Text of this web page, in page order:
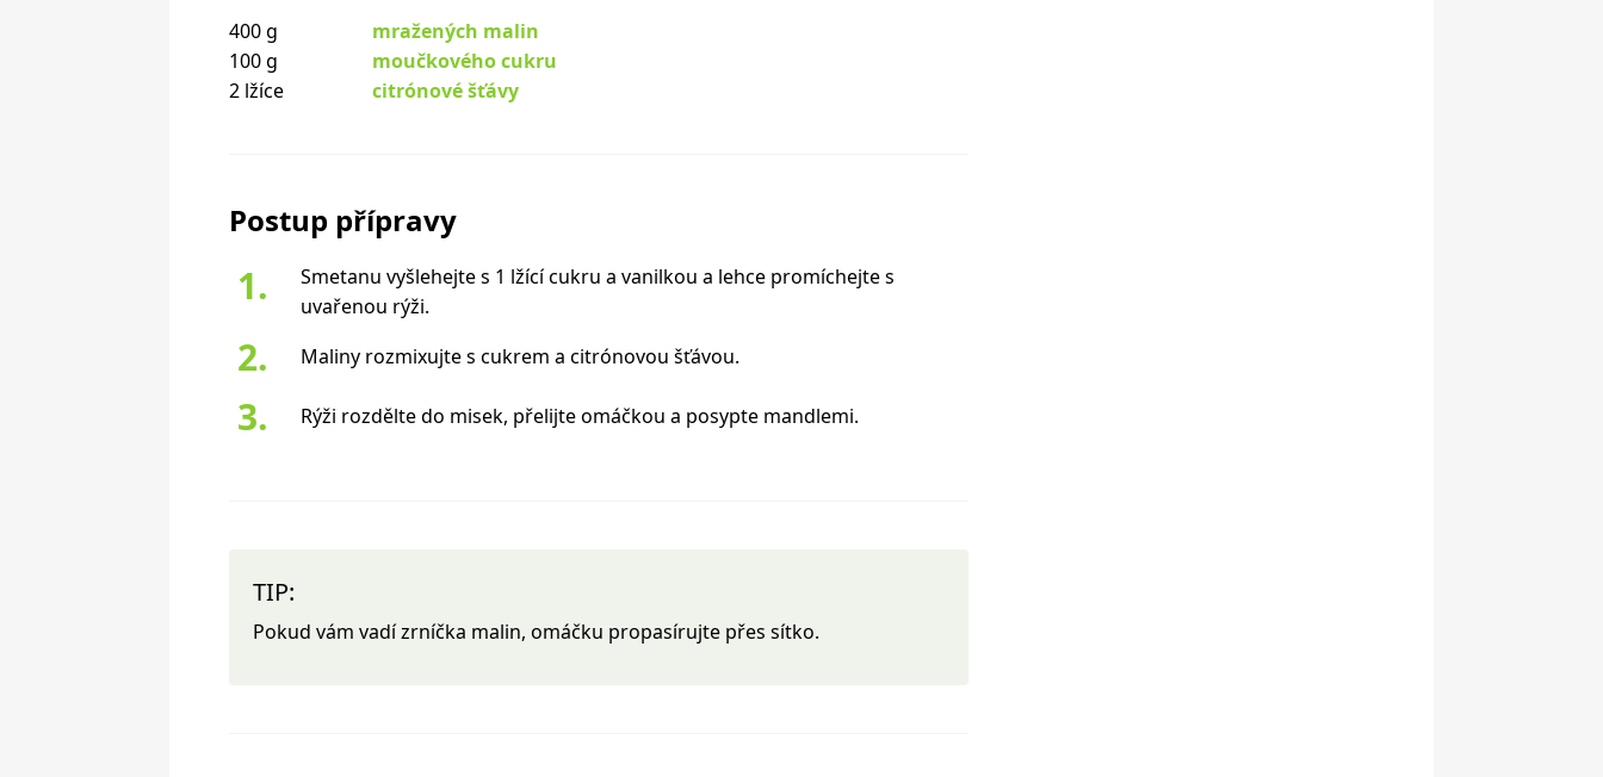
400 g
mražených malin
100 g
moučkového cukru
2 lžíce
citrónové šťávy
Postup přípravy
Smetanu vyšlehejte s 1 lžící cukru a vanilkou a lehce promíchejte s
uvařenou rýži.
Maliny rozmixujte s cukrem a citrónovou šťávou.
Rýži rozdělte do misek, přelijte omáčkou a posypte mandlemi.
TIP:
Pokud vám vadí zrníčka malin, omáčku propasírujte přes sítko.